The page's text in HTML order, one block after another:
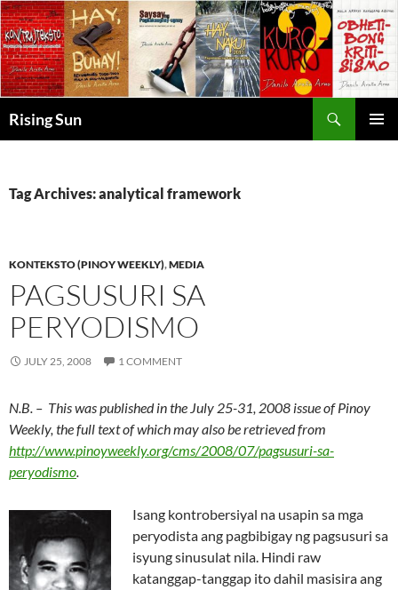
Skip
to
content
Rising Sun
Tag Archives: analytical framework
KONTEKSTO (PINOY WEEKLY),MEDIA
PAGSUSURI SA
PERYODISMO
JULY 25, 2008 1 COMMENT
N.B. – This was published in the July 25-31, 2008 issue of Pinoy
Weekly, the full text of which may also be retrieved from
http://www.pinoyweekly.org/cms/2008/07/pagsusuri-sa-
peryodismo.
Isang kontrobersiyal na usapin sa mga
peryodista ang pagbibigay ng pagsusuri sa
isyung sinusulat nila. Hindi raw
katanggap-tanggap ito dahil masisira ang